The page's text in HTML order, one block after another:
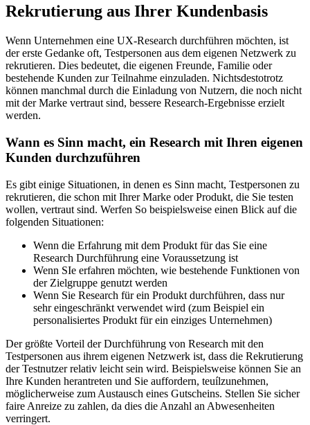
Rekrutierung aus Ihrer Kundenbasis
Wenn Unternehmen eine UX-Research durchführen möchten, ist
der erste Gedanke oft, Testpersonen aus dem eigenen Netzwerk zu
rekrutieren. Dies bedeutet, die eigenen Freunde, Familie oder
bestehende Kunden zur Teilnahme einzuladen. Nichtsdestotrotz
können manchmal durch die Einladung von Nutzern, die noch nicht
mit der Marke vertraut sind, bessere Research-Ergebnisse erzielt
werden.
Wann es Sinn macht, ein Research mit Ihren eigenen
Kunden durchzuführen
Es gibt einige Situationen, in denen es Sinn macht, Testpersonen zu
rekrutieren, die schon mit Ihrer Marke oder Produkt, die Sie testen
wollen, vertraut sind. Werfen So beispielsweise einen Blick auf die
folgenden Situationen:
Wenn die Erfahrung mit dem Produkt für das Sie eine
Research Durchführung eine Voraussetzung ist
Wenn SIe erfahren möchten, wie bestehende Funktionen von
der Zielgruppe genutzt werden
Wenn Sie Research für ein Produkt durchführen, dass nur
sehr eingeschränkt verwendet wird (zum Beispiel ein
personalisiertes Produkt für ein einziges Unternehmen)
Der größte Vorteil der Durchführung von Research mit den
Testpersonen aus ihrem eigenen Netzwerk ist, dass die Rekrutierung
der Testnutzer relativ leicht sein wird. Beispielsweise können Sie an
Ihre Kunden herantreten und Sie auffordern, teuílzunehmen,
möglicherweise zum Austausch eines Gutscheins. Stellen Sie sicher
faire Anreize zu zahlen, da dies die Anzahl an Abwesenheiten
verringert.